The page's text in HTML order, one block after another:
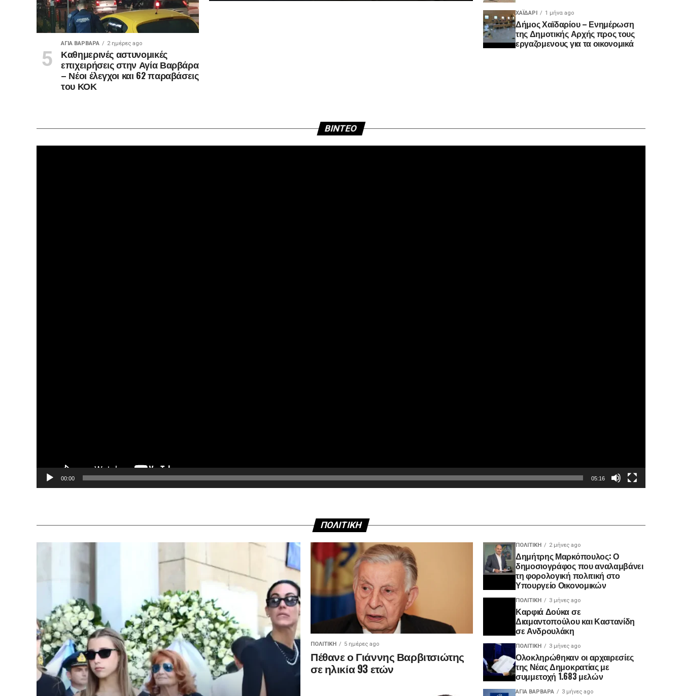
ΑΓΙΑ ΒΑΡΒΑΡΑ 2 ημέρες ago
Καθημερινές αστυνομικές
επιχειρήσεις στην Αγία Βαρβάρα
– Νέοι έλεγχοι και 62 παραβάσεις
του ΚΟΚ
ΧΑΪΔΑΡΙ 1 μήνα ago
Δήμος Χαϊδαρίου – Ενημέρωση
της Δημοτικής Αρχής προς τους
εργαζομενους για τα οικονομικά
BINTEO
00:00 05:16
ΠΟΛΙΤΙΚΗ
ΠΟΛΙΤΙΚΉ 5 ημέρες ago
Πέθανε ο Γιάννης Βαρβιτσιώτης
σε ηλικία 93 ετών
ΠΟΛΙΤΙΚΉ 2 μήνες ago
Δημήτρης Μαρκόπουλος: Ο
δημοσιογράφος που αναλαμβάνει
τη φορολογική πολιτική στο
Υπουργείο Οικονομικών
ΠΟΛΙΤΙΚΉ 3 μήνες ago
Καρφιά Δούκα σε
Διαμαντοπούλου και Καστανίδη
σε Ανδρουλάκη
ΠΟΛΙΤΙΚΉ 3 μήνες ago
Ολοκληρώθηκαν οι αρχαιρεσίες
της Νέας Δημοκρατίας με
συμμετοχή 1.683 μελών
ΑΓΙΑ ΒΑΡΒΑΡΑ 3 μήνες ago